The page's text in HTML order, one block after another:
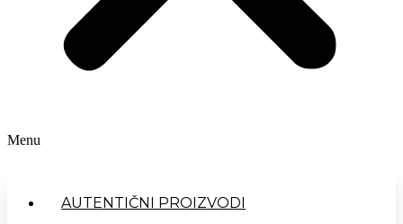
Menu
AUTENTIČNI PROIZVODI